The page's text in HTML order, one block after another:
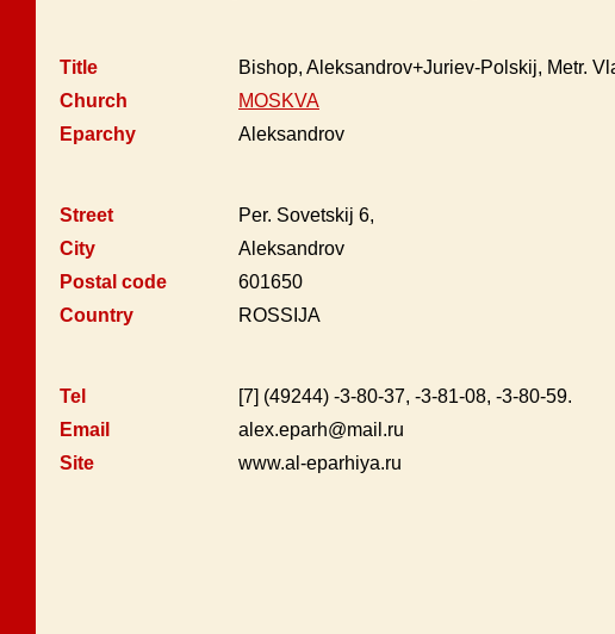
Title
Bishop, Aleksandrov+Juriev-Polskij, Metr.
Church
MOSKVA
Eparchy
Aleksandrov
Street
Per. Sovetskij 6,
City
Aleksandrov
Postal code
601650
Country
ROSSIJA
Tel
[7] (49244) -3-80-37, -3-81-08, -3-80-59.
Email
alex.eparh@mail.ru
Site
www.al-eparhiya.ru